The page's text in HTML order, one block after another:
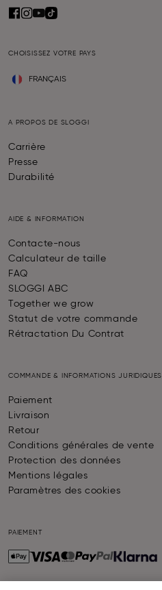
CHOISISSEZ VOTRE PAYS
FRANÇAIS
A PROPOS DE SLOGGI
Carrière
Presse
Durabilité
AIDE & INFORMATION
Contacte-nous
Calculateur de taille
FAQ
SLOGGI ABC
Together we grow
Statut de votre commande
Rétractation Du Contrat
COMMANDE & INFORMATIONS JURIDIQUES
Paiement
Livraison
Retour
Conditions générales de vente
Protection des données
Mentions légales
Paramètres des cookies
PAIEMENT